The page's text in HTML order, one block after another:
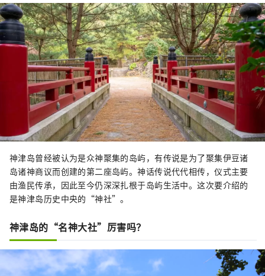
神津岛曾经被认为是众神聚集的岛屿，有传说是为了聚集伊豆诸
岛诸神商议而创建的第二座岛屿。神话传说代代相传，仪式主要
由渔民传承，因此至今仍深深扎根于岛屿生活中。这次要介绍的
是神津岛历史中央的“神社”。
神津岛的“名神大社”厉害吗？